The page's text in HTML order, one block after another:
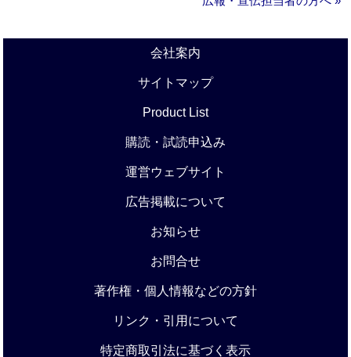
会社案内
サイトマップ
Product List
購読・試読申込み
運営ウェブサイト
広告掲載について
お知らせ
お問合せ
著作権・個人情報などの方針
リンク・引用について
特定商取引法に基づく表示